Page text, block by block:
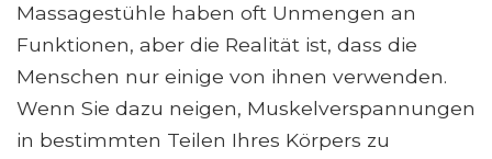
Massagestühle haben oft Unmengen an
Funktionen, aber die Realität ist, dass die
Menschen nur einige von ihnen verwenden.
Wenn Sie dazu neigen, Muskelverspannungen
in bestimmten Teilen Ihres Körpers zu